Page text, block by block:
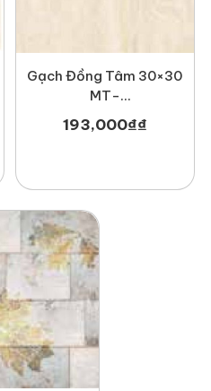
Gạch Đồng Tâm 30×30
MT-
193,000₫₫